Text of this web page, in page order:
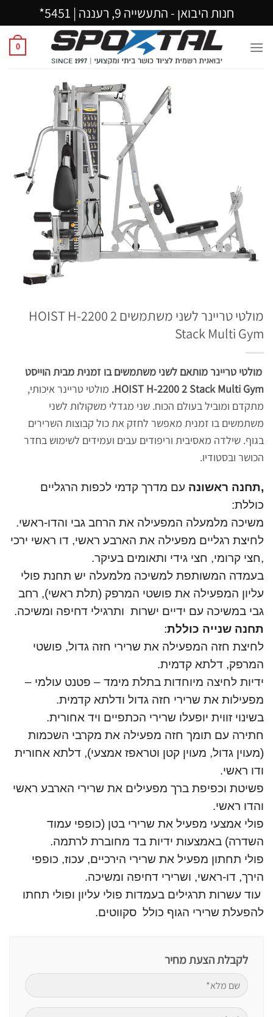
חנות היבואן - התעשייה 9, רעננה | 5451*
0
מולטי טריינר לשני משתמשים HOIST H-2200 2
Stack Multi Gym
מולטי טריינר מותאם לשני משתמשים בו זמנית מבית הוייסט
HOIST H-2200 2 Stack Multi Gym. מולטי טריינר איכותי,
מתקדם ומוביל בעולם הכוח. שני מגדלי משקולות לשני
משתמשים בו זמנית מאפשר לחזק את כול קבוצות השרירים
בגוף. שילדה מאסיבית וריפודים עבים ועמידים לשימוש בחדר
הכושר ובסטודיו.
,תחנה ראשונה עם מדרך קדמי לכפות הרגליים
כוללת:
משיכה מלמעלה המפעילה את הרחב גבי והדו-ראשי.
לחיצת רגליים מפעילה את הארבע ראשי, דו ראשי ירכי
,חצי קרומי, חצי גידי ותאומים בעיקר.
בעמדה המשותפת למשיכה מלמעלה יש תחנת פולי
עליון המפעילה את פושטי המרפק (תלת ראשי), רחב
גבי במשיכה עם ידיים ישרות ותרגילי דחיפה ומשיכה.
תחנה שנייה כוללת:
לחיצת חזה המפעילה את שרירי חזה גדול, פושטי
המרפק, דלתא קדמית.
ידיות לחיצה מיוחדות בתלת מימד – פטנט עולמי –
מפעילות את שרירי חזה גדול ודלתא קדמית.
בשינוי זווית יופעלו שרירי הכתפיים ויד אחורית.
חתירה עם תומך חזה מפעילה את מקרבי השכמות
(מעוין גדול, מעוין קטן וטראפז אמצעי), דלתא אחורית
ודו ראשי.
פשיטת וכפיפת ברך מפעילים את שרירי הארבע ראשי
והדו ראשי.
פולי אמצעי מפעיל את שרירי בטן (כופפי עמוד
השדרה) באמצעות ידיות בד מחוברת לרתמה.
פולי תחתון מפעיל את שרירי הירכיים, עכוז, כופפי
הירך, דו-ראשי, ושרירי דחיפה ומשיכה.
עוד עשרות תרגילים בעמדות פולי עליון ופולי תחתו
להפעלת שרירי הגוף כולל סקווטים.
לקבלת הצעת מחיר